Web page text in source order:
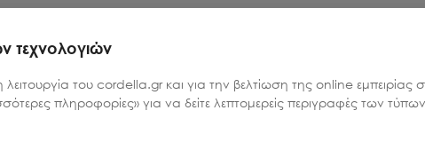
τεχνολογιών
λειτουργία του cordella.gr και για την βελτίωση της online
πληροφορίες» για να δείτε λεπτομερείς περιγραφές των